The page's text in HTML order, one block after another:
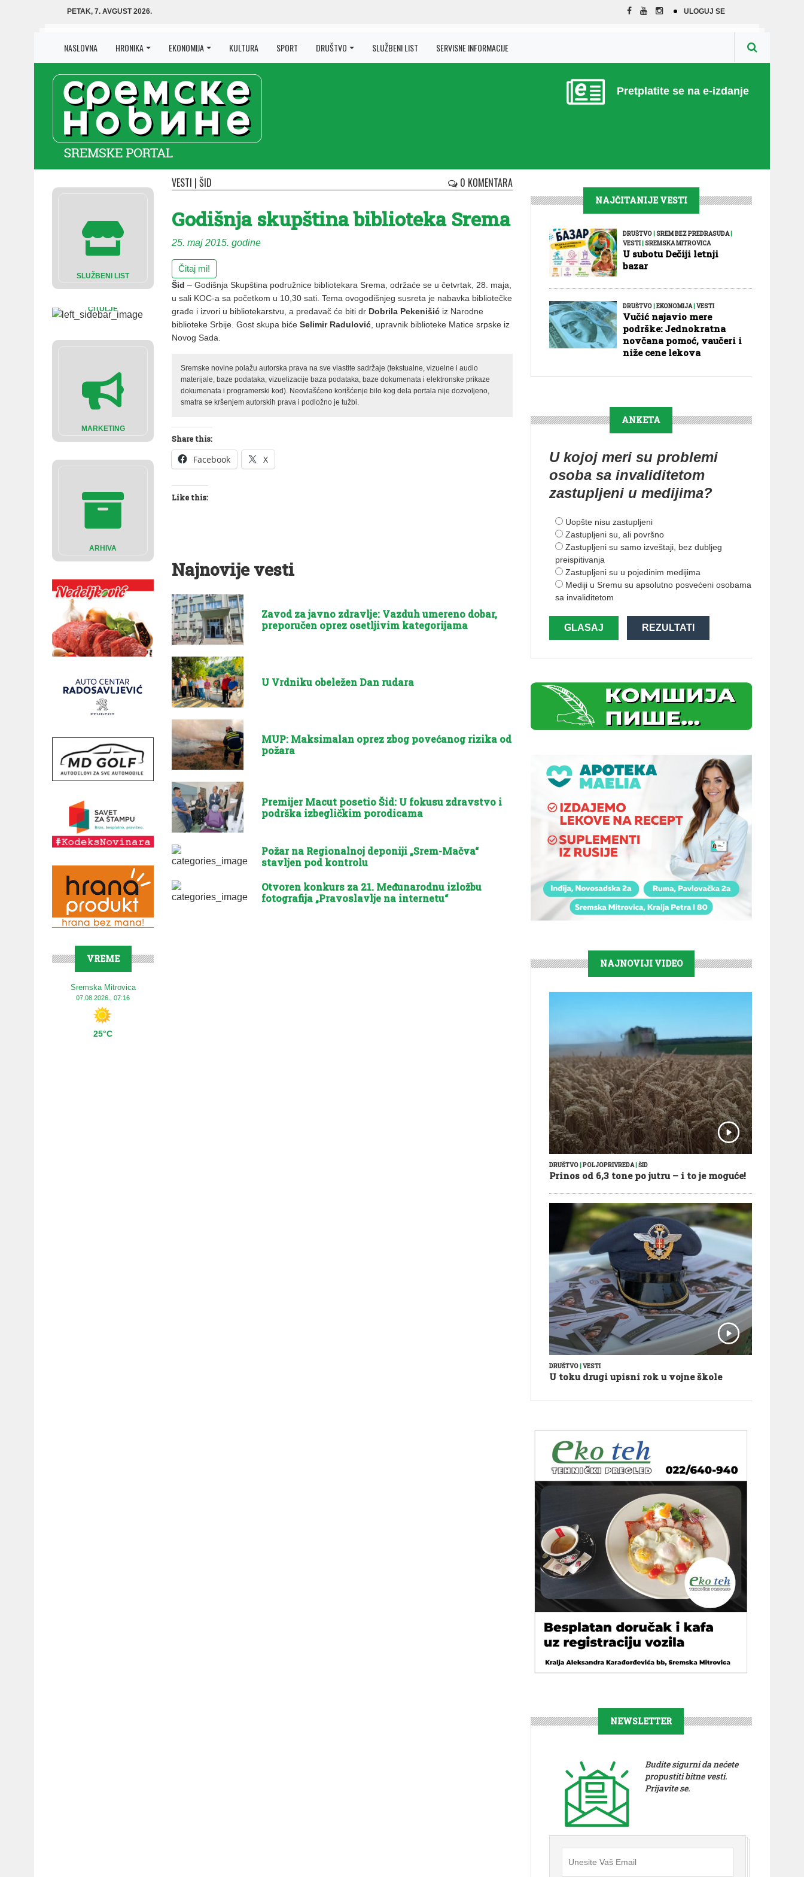
PETAK, 7. AVGUST 2026. ULOGUJ SE
NASLOVNA HRONIKA EKONOMIJA KULTURA SPORT DRUŠTVO SLUŽBENI LIST SERVISNE INFORMACIJE
Pretplatite se na e-izdanje
SLUŽBENI LIST
ČITULJE
MARKETING
ARHIVA
VREME
Sremska Mitrovica
07.08.2026., 07:16
25°C
VESTI | ŠID 0 KOMENTARA
Godišnja skupština biblioteka Srema
25. maj 2015. godine
Čitaj mi!
Šid – Godišnja Skupština podružnice bibliotekara Srema, održaće se u četvrtak, 28. maja,
u sali KOC-a sa početkom u 10,30 sati. Tema ovogodišnjeg susreta je nabavka bibliotečke
građe i izvori u bibliotekarstvu, a predavač će biti dr Dobrila Pekenišić iz Narodne
biblioteke Srbije. Gost skupa biće Selimir Radulović , upravnik biblioteke Matice srpske iz
Novog Sada.
Sremske novine polažu autorska prava na sve vlastite sadržaje (tekstualne, vizuelne i audio
materijale, baze podataka, vizuelizacije baza podataka, baze dokumenata i elektronske prikaze
dokumenata i programerski kod). Neovlašćeno korišćenje bilo kog dela portala nije dozvoljeno,
smatra se kršenjem autorskih prava i podložno je tužbi.
Share this:
Facebook X
Like this:
Najnovije vesti
Zavod za javno zdravlje: Vazduh umereno dobar,
preporučen oprez osetljivim kategorijama
U Vrdniku obeležen Dan rudara
MUP: Maksimalan oprez zbog povećanog rizika od
požara
Premijer Macut posetio Šid: U fokusu zdravstvo i
podrška izbegličkim porodicama
Požar na Regionalnoj deponiji „Srem-Mačva“
stavljen pod kontrolu
Otvoren konkurs za 21. Međunarodnu izložbu
fotografija „Pravoslavlje na internetu“
NAJČITANIJE VESTI
DRUŠTVO|SREM BEZ PREDRASUDA|
VESTI|SREMSKA MITROVICA
U subotu Dečiji letnji
bazar
DRUŠTVO|EKONOMIJA|VESTI
Vučić najavio mere
podrške: Jednokratna
novčana pomoć, vaučeri i
niže cene lekova
ANKETA
U kojoj meri su problemi
osoba sa invaliditetom
zastupljeni u medijima?
Uopšte nisu zastupljeni
Zastupljeni su, ali površno
Zastupljeni su samo izveštaji, bez dubljeg
preispitivanja
Zastupljeni su u pojedinim medijima
Mediji u Sremu su apsolutno posvećeni osobama
sa invaliditetom
GLASAJ REZULTATI
NAJNOVIJI VIDEO
DRUŠTVO|POLJOPRIVREDA|ŠID
Prinos od 6,3 tone po jutru – i to je moguće!
DRUŠTVO VESTI
U toku drugi upisni rok u vojne škole
NEWSLETTER
Budite sigurni da nećete
propustiti bitne vesti.
Prijavite se.